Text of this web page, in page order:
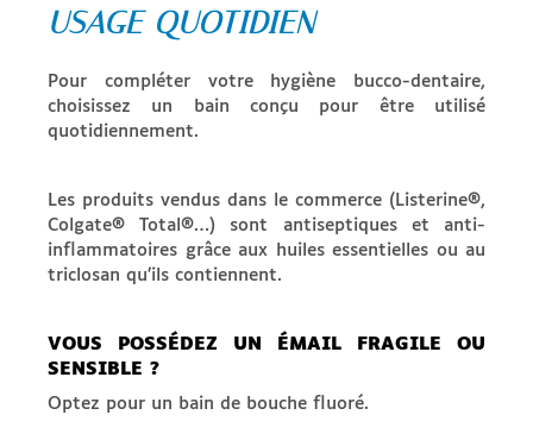
USAGE QUOTIDIEN
Pour compléter votre hygiène bucco-dentaire,
choisissez un bain conçu pour être utilisé
quotidiennement.
Les produits vendus dans le commerce (Listerine®,
Colgate® Total®…) sont antiseptiques et anti-
inflammatoires grâce aux huiles essentielles ou au
triclosan qu’ils contiennent.
VOUS POSSÉDEZ UN ÉMAIL FRAGILE OU
SENSIBLE ?
Optez pour un bain de bouche fluoré.